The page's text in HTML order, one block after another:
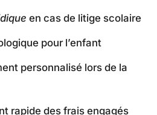
en cas de litige scolaire
pour l’enfant
personnalisé lors de la
rapide des frais engagés